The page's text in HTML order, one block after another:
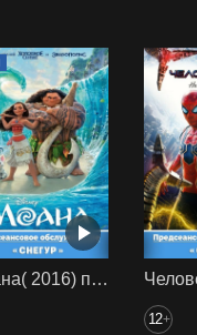
Моана( 2016) предс. обсл. Снегур
12+